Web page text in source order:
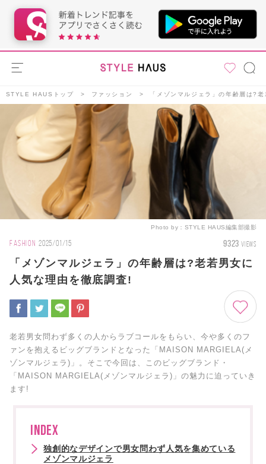
STYLE HAUSトップ ファッション 「メゾンマルジェラ」の年齢層は?
Photo by： STYLE HAUS編集部撮影
FASHION 2025/01/15 9323 VIEWS
「メゾンマルジェラ」の年齢層は?老若男女に
人気な理由を徹底調査!
老若男女問わず多くの人からラブコールをもらい、今や多くのフ
ァンを抱えるビッグブランドとなった「MAISON MARGIELA(メ
ゾンマルジェラ)」。そこで今回は、このビッグブランド・
「MAISON MARGIELA(メゾンマルジェラ)」の魅力に迫っていき
ます!
INDEX
独創的なデザインで男女問わず人気を集めている
メゾンマルジェラ